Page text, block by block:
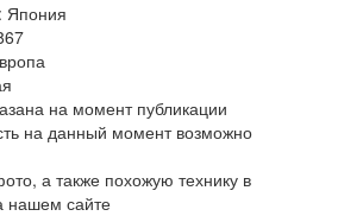
Япония
на момент публикации
на данный момент возможно
а также похожую технику в
нашем сайте